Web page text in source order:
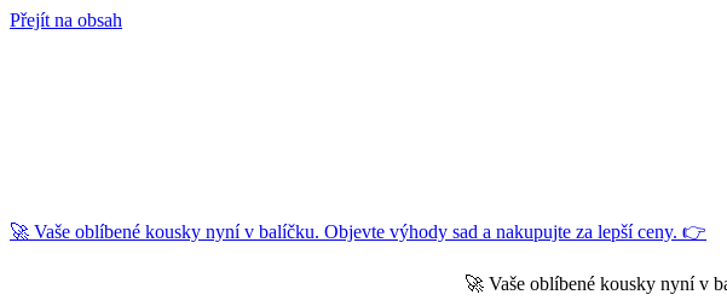
Přejít na obsah
🚀 Vaše oblíbené kousky nyní v balíčku. Objevte výhody sad a nakupujte za lepší ceny. 👉
🚀 Vaše oblíbené kousky nyní v